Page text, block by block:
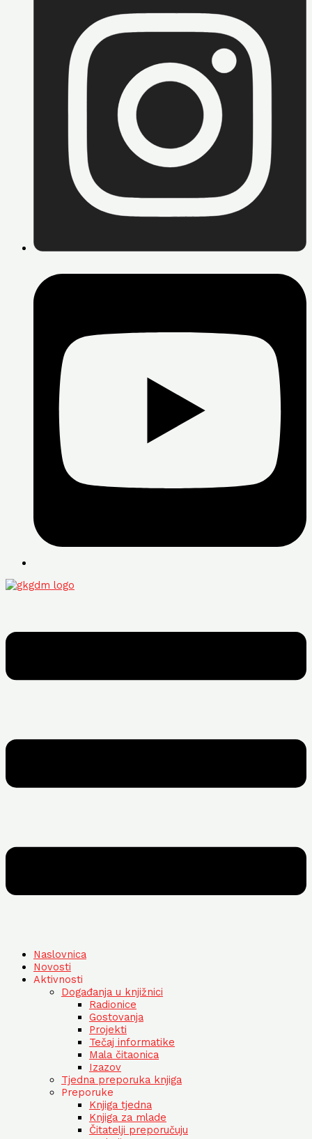
Naslovnica
Novosti
Aktivnosti
Događanja u knjižnici
Radionice
Gostovanja
Projekti
Tečaj informatike
Mala čitaonica
Izazov
Tjedna preporuka knjiga
Preporuke
Knjiga tjedna
Knjiga za mlade
Čitatelji preporučuju